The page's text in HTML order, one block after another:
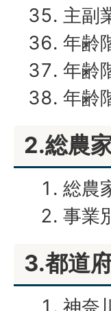
主副
年齢
年齢
年齢
2.総農
総農
事業
3.都道